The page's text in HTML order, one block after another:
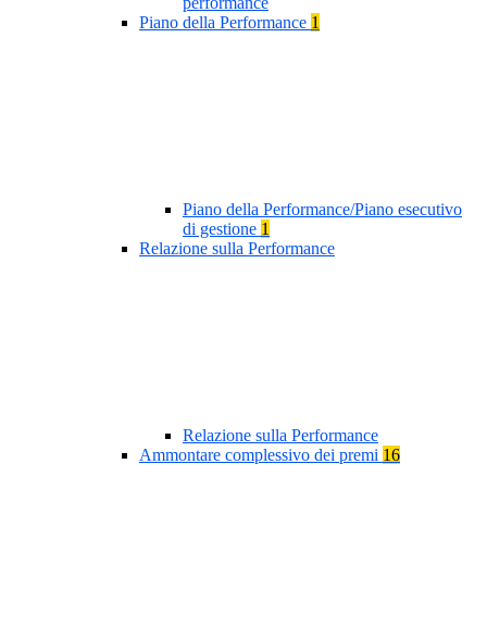
Piano della Performance 1
Piano della Performance/Piano esecutivo
di gestione 1
Relazione sulla Performance
Relazione sulla Performance
Ammontare complessivo dei premi 16